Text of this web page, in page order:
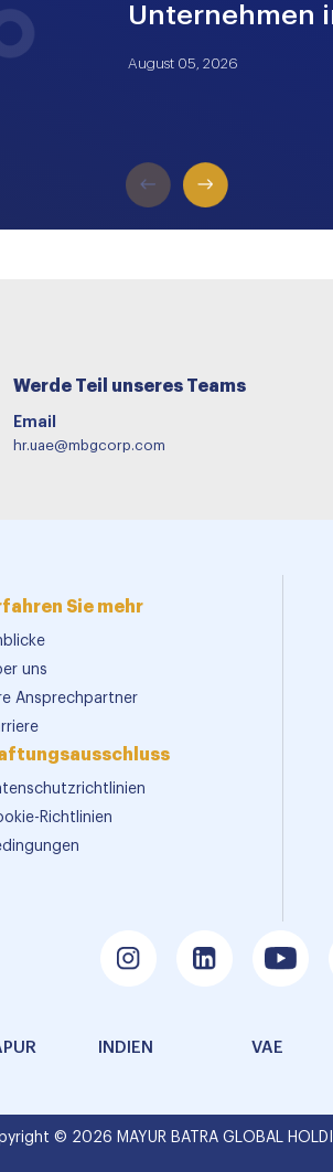
Unternehmen
August 05, 2026
Werde Teil unseres Teams
Email
hr.uae@mbgcorp.com
Sie mehr
uns
Ansprechpartner
Richtlinien
INDIEN VAE
© 2026 MAYUR BATRA GLOBAL